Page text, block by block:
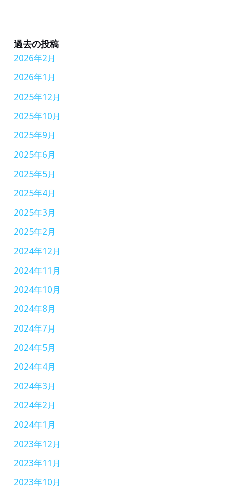
ト
イ
(知
育
具)
「Smartivity
-
ス
マ
テ
ィ
ビ
テ
ィ-」
販
売
会
開
過去の投稿
2026年2月
2026年1月
2025年12月
2025年10月
2025年9月
2025年6月
2025年5月
2025年4月
2025年3月
2025年2月
2024年12月
2024年11月
2024年10月
2024年8月
2024年7月
2024年5月
2024年4月
2024年3月
2024年2月
2024年1月
2023年12月
2023年11月
2023年10月